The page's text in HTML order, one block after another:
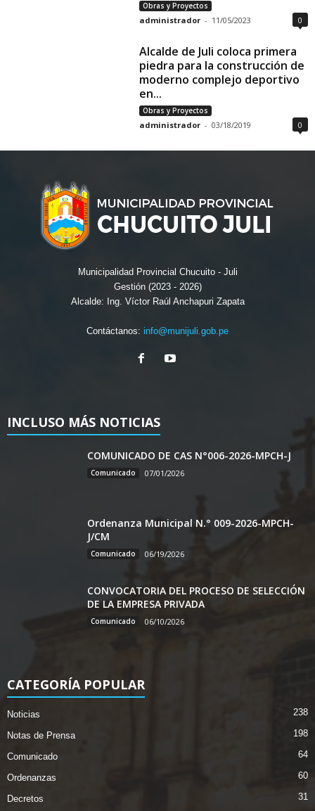
Obras y Proyectos
administrador - 11/05/2023 0
Alcalde de Juli coloca primera
piedra para la construcción de
moderno complejo deportivo
en...
Obras y Proyectos
administrador - 03/18/2019 0
Municipalidad Provincial Chucuito - Juli
Gestión (2023 - 2026)
Alcalde: Ing. Víctor Raúl Anchapuri Zapata
Contáctanos: info@munijuli.gob.pe
INCLUSO MÁS NOTICIAS
COMUNICADO DE CAS N°006-2026-MPCH-J
Comunicado 07/01/2026
Ordenanza Municipal N.° 009-2026-MPCH-
J/CM
Comunicado 06/19/2026
CONVOCATORIA DEL PROCESO DE SELECCIÓN
DE LA EMPRESA PRIVADA
Comunicado 06/10/2026
CATEGORÍA POPULAR
Noticias 238
Notas de Prensa 198
Comunicado 64
Ordenanzas 60
Decretos 31